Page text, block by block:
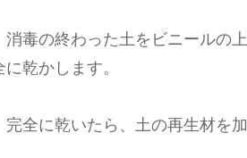
毒の終わった土をビニールの
乾かします。
全に乾いたら、土の再生材を